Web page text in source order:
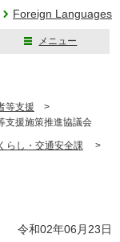
Foreign Languages
メニュー
等支援 >
援施策推進協議会
くらし・交通安全課 >
令和02年06月23日